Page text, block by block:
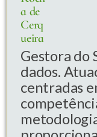
Gestora do
dados.
centradas